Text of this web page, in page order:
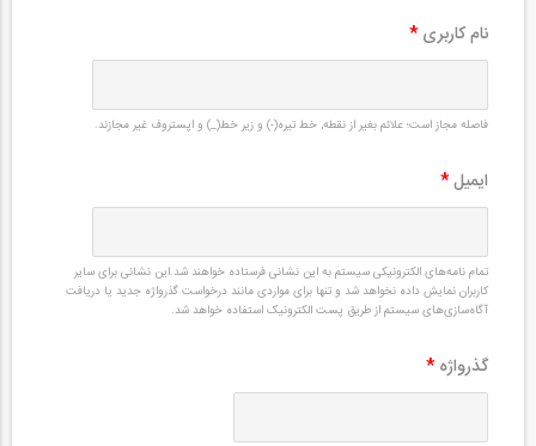
نام کاربری *
فاصله مجاز است؛ علائم بغیر از نقطه, خط تیره(-) و زیر خط(_) و اپستروف غیر مجازند.
ایمیل*
تمام نامه‌های الکترونیکی سیستم به این نشانی فرستاده خواهند شد.این نشانی برای سایر
کاربران نمایش داده نخواهد شد و تنها برای مواردی مانند درخواست گذرواژه جدید یا دریافت
آگاه‌سازی‌های سیستم از طریق پست الکترونیک استفاده خواهد شد.
گذرواژه *